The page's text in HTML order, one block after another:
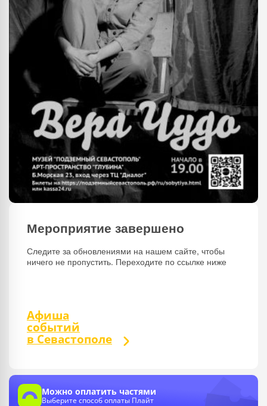
Мероприятие завершено
Следите за обновлениями на нашем сайте, чтобы
ничего не пропустить. Переходите по ссылке ниже
Афиша
событий
в Севастополе
Можно оплатить частями
Выберите способ оплаты Плайт